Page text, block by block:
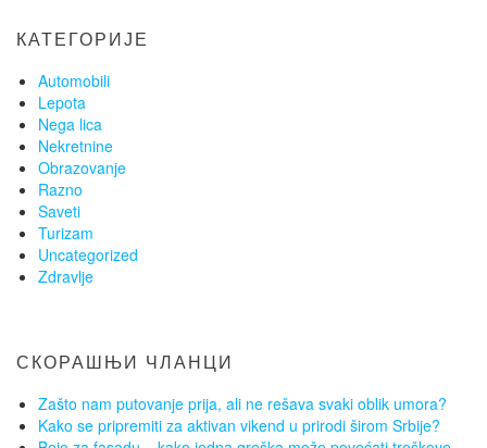
КАТЕГОРИЈЕ
Automobili
Lepota
Nega lica
Nekretnine
Obrazovanje
Razno
Saveti
Turizam
Uncategorized
Zdravlje
СКОРАШЊИ ЧЛАНЦИ
Zašto nam putovanje prija, ali ne rešava svaki oblik umora?
Kako se pripremiti za aktivan vikend u prirodi širom Srbije?